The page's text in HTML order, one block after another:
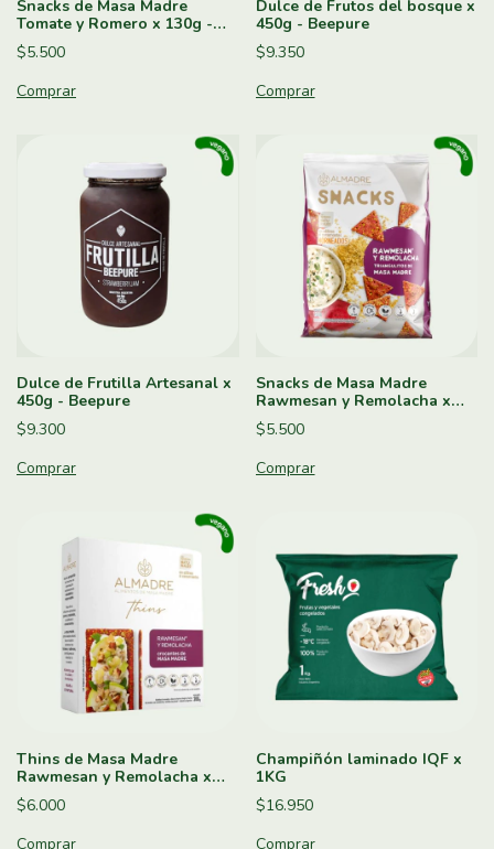
Snacks de Masa Madre
Tomate y Romero x 130g -
Almadre
$5.500
Dulce de Frutos del bosque x
450g - Beepure
$9.350
Dulce de Frutilla Artesanal x
450g - Beepure
$9.300
Snacks de Masa Madre
Rawmesan y Remolacha x
130g - Almadre
$5.500
Thins de Masa Madre
Rawmesan y Remolacha x
160g - Almadre
$6.000
Champiñón laminado IQF x
1KG
$16.950